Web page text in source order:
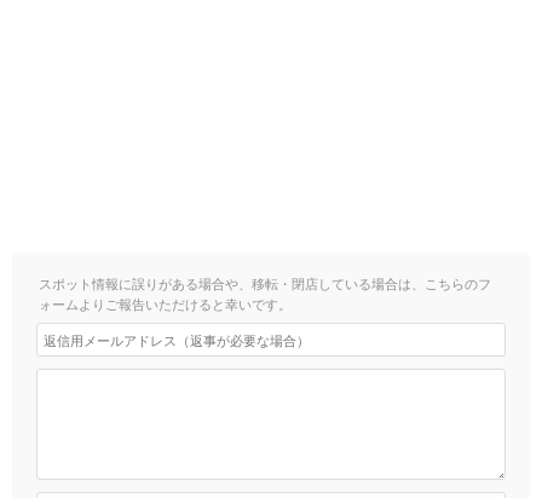
スポット情報に誤りがある場合や、移転・閉店している場合は、こちらのフ
ォームよりご報告いただけると幸いです。